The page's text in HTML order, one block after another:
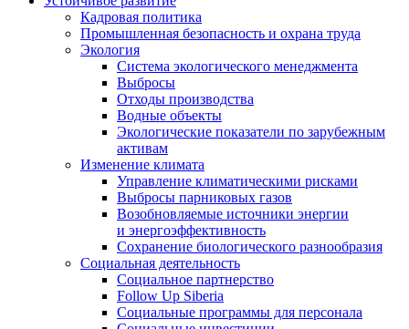
Кадровая политика
Промышленная безопасность и охрана труда
Экология
Система экологического менеджмента
Выбросы
Отходы производства
Водные объекты
Экологические показатели по зарубежным
активам
Изменение климата
Управление климатическими рисками
Выбросы парниковых газов
Возобновляемые источники энергии
и энергоэффективность
Сохранение биологического разнообразия
Социальная деятельность
Социальное партнерство
Follow Up Siberia
Социальные программы для персонала